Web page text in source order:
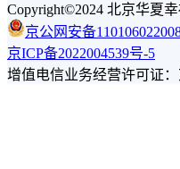
Copyright©2024 北京华夏
京公网安备
京ICP备2022004539号-5
增值电信业务经营许可证：